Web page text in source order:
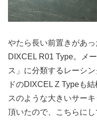
やたら長い前置きがあ
DIXCEL R01 Type。メ
ス」に分類するレーシ
ドのDIXCEL Z Typeも
スのような大きいサー
頂いたので、こちらにし